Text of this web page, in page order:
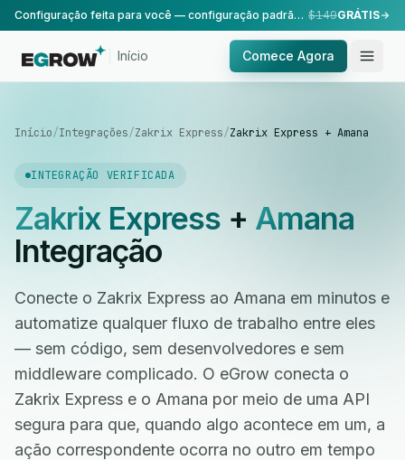
Configuração feita para você — configuração padrão, realizada pela nossa equipe. $149GRÁTIS
Início Comece Agora
Início/Integrações/Zakrix Express/Zakrix Express + Amana
INTEGRAÇÃO VERIFICADA
Zakrix Express+ Amana
Integração
Conecte o Zakrix Express ao Amana em minutos e
automatize qualquer fluxo de trabalho entre eles
— sem código, sem desenvolvedores e sem
middleware complicado. O eGrow conecta o
Zakrix Express e o Amana por meio de uma API
segura para que, quando algo acontece em um, a
ação correspondente ocorra no outro em tempo